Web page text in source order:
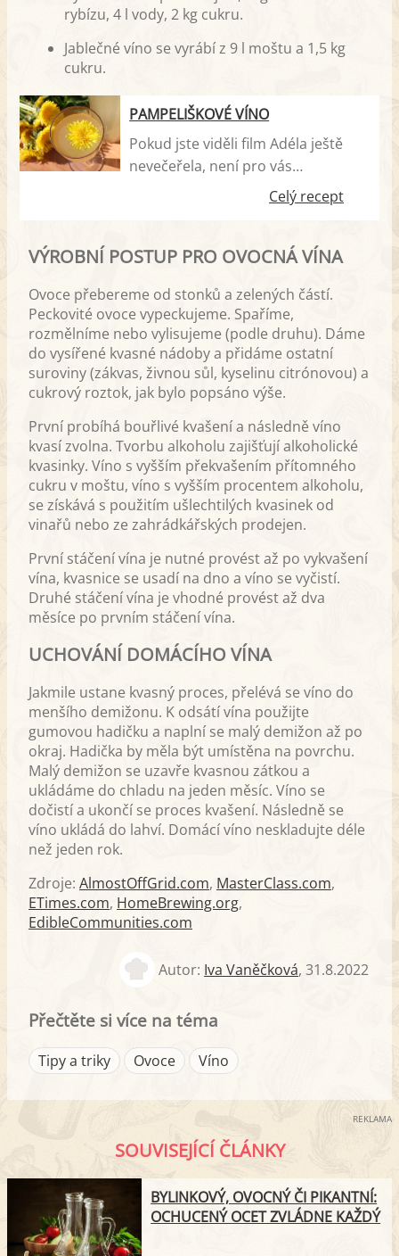
rybízu, 4 l vody, 2 kg cukru.
Jablečné víno se vyrábí z 9 l moštu a 1,5 kg
cukru.
PAMPELIŠKOVÉ VÍNO
Pokud jste viděli film Adéla ještě
nevečeřela, není pro vás
pampeliškové víno žádnou
novinkou. Tento lahodný nápoj se
čerstvého droždí. Tak vezměte
ty krásné zlaté květy dřív, než
odkvetou. Na zdraví!
Celý recept
VÝROBNÍ POSTUP PRO OVOCNÁ VÍNA
Ovoce přebereme od stonků a zelených částí.
Peckovité ovoce vypeckujeme. Spaříme,
rozmělníme nebo vylisujeme (podle druhu). Dáme
do vysířené kvasné nádoby a přidáme ostatní
suroviny (zákvas, živnou sůl, kyselinu citrónovou) a
cukrový roztok, jak bylo popsáno výše.
První probíhá bouřlivé kvašení a následně víno
kvasí zvolna. Tvorbu alkoholu zajišťují alkoholické
kvasinky. Víno s vyšším překvašením přítomného
cukru v moštu, víno s vyšším procentem alkoholu,
se získává s použitím ušlechtilých kvasinek od
vinařů nebo ze zahrádkářských prodejen.
První stáčení vína je nutné provést až po vykvašení
vína, kvasnice se usadí na dno a víno se vyčistí.
Druhé stáčení vína je vhodné provést až dva
měsíce po prvním stáčení vína.
UCHOVÁNÍ DOMÁCÍHO VÍNA
Jakmile ustane kvasný proces, přelévá se víno do
menšího demižonu. K odsátí vína použijte
gumovou hadičku a naplní se malý demižon až po
okraj. Hadička by měla být umístěna na povrchu.
Malý demižon se uzavře kvasnou zátkou a
ukládáme do chladu na jeden měsíc. Víno se
dočistí a ukončí se proces kvašení. Následně se
víno ukládá do lahví. Domácí víno neskladujte déle
než jeden rok.
Zdroje: AlmostOffGrid.com, MasterClass.com,
ETimes.com, HomeBrewing.org,
EdibleCommunities.com
Autor: Iva Vaněčková,31.8.2022
Přečtěte si více na téma
Tipy a triky Ovoce Víno
REKLAMA
SOUVISEJÍCÍ ČLÁNKY
BYLINKOVÝ, OVOCNÝ ČI PIKANTNÍ:
OCHUCENÝ OCET ZVLÁDNE KAŽDÝ